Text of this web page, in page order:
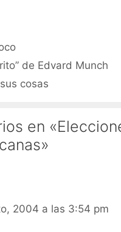
de Edvard Munch
cosas
en
2004 a las 3:54 pm